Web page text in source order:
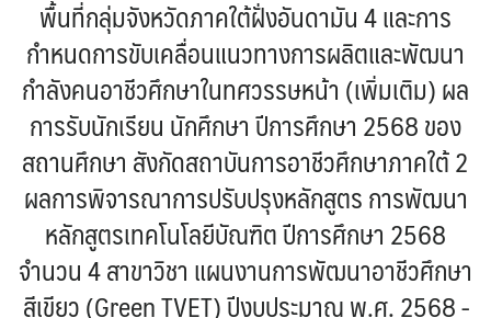
พื้นที่กลุ่มจังหวัดภาคใต้ฝั่งอันดามัน 4 และการ
กำหนดการขับเคลื่อนแนวทางการผลิตและพัฒนา
กำลังคนอาชีวศึกษาในทศวรรษหน้า (เพิ่มเติม) ผล
การรับนักเรียน นักศึกษา ปีการศึกษา 2568 ของ
สถานศึกษา สังกัดสถาบันการอาชีวศึกษาภาคใต้ 2
ผลการพิจารณาการปรับปรุงหลักสูตร การพัฒนา
หลักสูตรเทคโนโลยีบัณฑิต ปีการศึกษา 2568
จำนวน 4 สาขาวิชา แผนงานการพัฒนาอาชีวศึกษา
สีเขียว (Green TVET) ปีงบประมาณ พ.ศ. 2568 -